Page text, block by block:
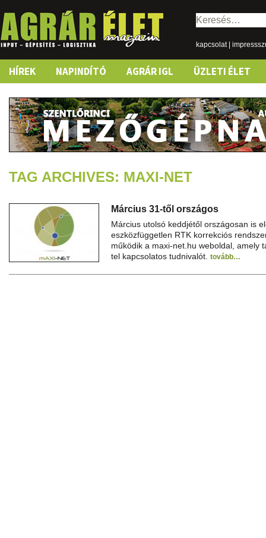
Keresés:
kapcsolat|
Skip
content
HÍREK NAPINDÍTÓ AGRÁR IGL ÜZLETI ÉLET
TAG ARCHIVES: MAXI-NET
Március 31-től országos
Március utolsó keddjétől országosan is
eszközfüggetlen RTK korrekciós
működik a maxi-net.hu weboldal, amely
tel kapcsolatos tudnivalót. tovább…